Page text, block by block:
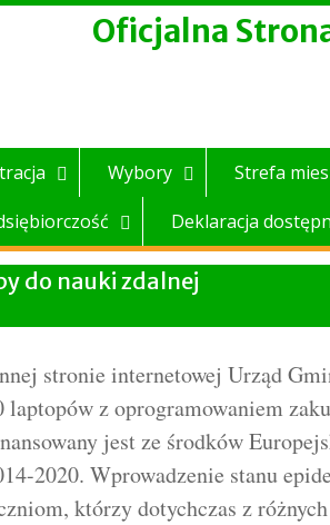
Oficjalna
Wybory Strefa
Deklaracja
do nauki zdalnej
stronie internetowej Urząd
z oprogramowaniem
jest ze środków
2020. Wprowadzenie stanu
którzy dotychczas z